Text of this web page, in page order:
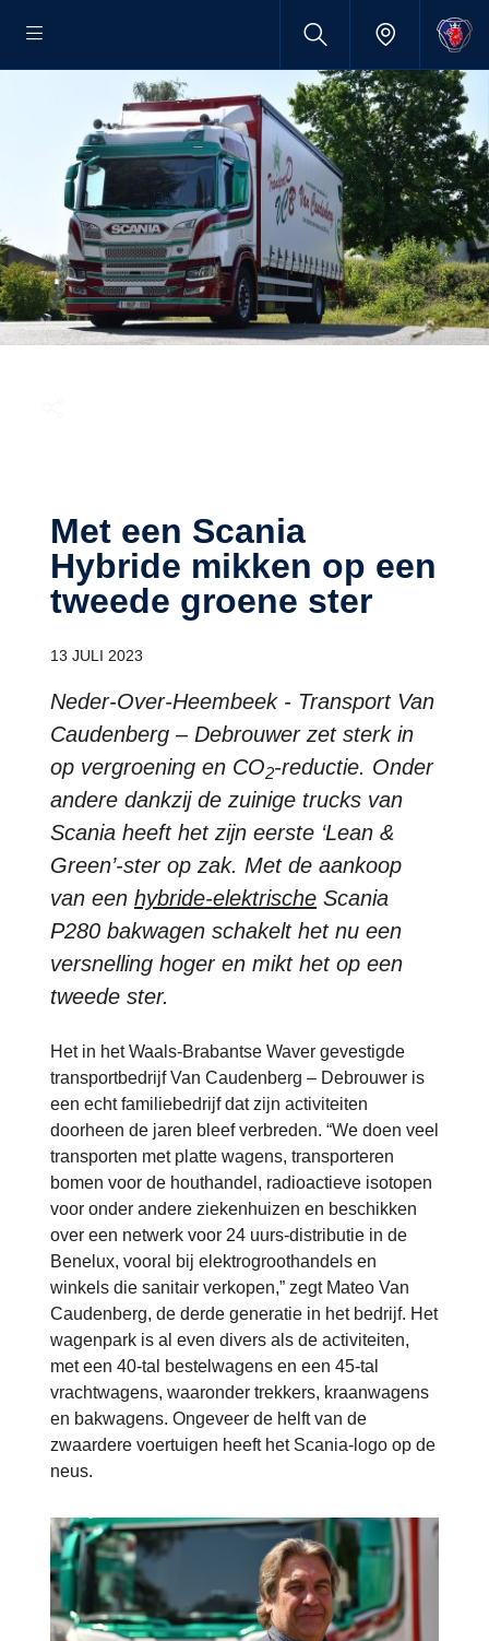
Met een Scania
Hybride mikken op een
tweede groene ster
13 JULI 2023
Neder-Over-Heembeek - Transport Van
Caudenberg – Debrouwer zet sterk in
op vergroening en CO2-reductie. Onder
andere dankzij de zuinige trucks van
Scania heeft het zijn eerste ‘Lean &
Green’-ster op zak. Met de aankoop
van een hybride-elektrische Scania
P280 bakwagen schakelt het nu een
versnelling hoger en mikt het op een
tweede ster.
Het in het Waals-Brabantse Waver gevestigde
transportbedrijf Van Caudenberg – Debrouwer is
een echt familiebedrijf dat zijn activiteiten
doorheen de jaren bleef verbreden. “We doen veel
transporten met platte wagens, transporteren
bomen voor de houthandel, radioactieve isotopen
voor onder andere ziekenhuizen en beschikken
over een netwerk voor 24 uurs-distributie in de
Benelux, vooral bij elektrogroothandels en
winkels die sanitair verkopen,” zegt Mateo Van
Caudenberg, de derde generatie in het bedrijf. Het
wagenpark is al even divers als de activiteiten,
met een 40-tal bestelwagens en een 45-tal
vrachtwagens, waaronder trekkers, kraanwagens
en bakwagens. Ongeveer de helft van de
zwaardere voertuigen heeft het Scania-logo op de
neus.